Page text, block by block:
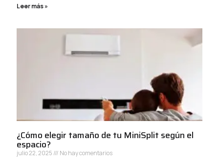
Leer más »
¿Cómo elegir tamaño de tu MiniSplit según el
espacio?
julio 22, 2025 No hay comentarios